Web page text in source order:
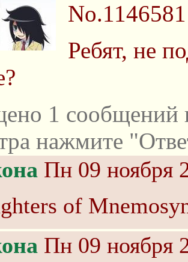
No.1146581
Ребят, не
1 сообщений
нажмите
Пн 09 ноября
of
Пн 09 ноября